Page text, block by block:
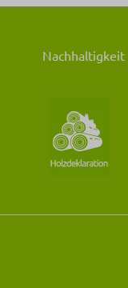
Nachhaltigkeit